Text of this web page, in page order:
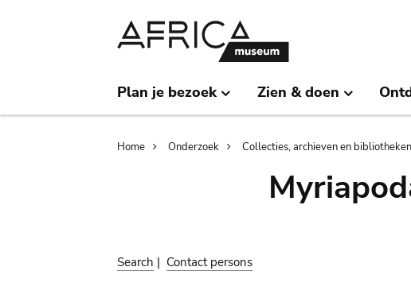
Plan je bezoek Zien & doen
Breadcrumb
Home Onderzoek Collecties, archieven en bibliotheken
Search | Contact persons